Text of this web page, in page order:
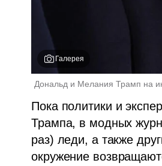
Галерея
Дональд и Мелания Трамп на
Пока политики и
Трампа, в модных
раз) леди, а также
окружение